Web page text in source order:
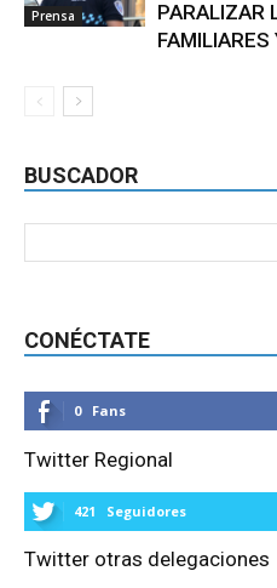
Prensa
PARALIZAR
FAMILIARES
BUSCADOR
CONÉCTATE
0 Fans
Twitter Regional
421 Seguidores
Twitter otras delegaciones